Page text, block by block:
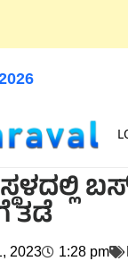
ತಡೆ
2023 1:28 pm